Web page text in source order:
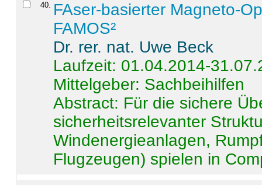
40. FAser-basierter Magneto-
FAMOS²
Dr. rer. nat. Uwe Beck
Laufzeit: 01.04.2014-
Mittelgeber: Sachbeihilfen
Abstract: Für die sichere
sicherheitsrelevanter
Windenergieanlagen,
Flugzeugen) spielen in